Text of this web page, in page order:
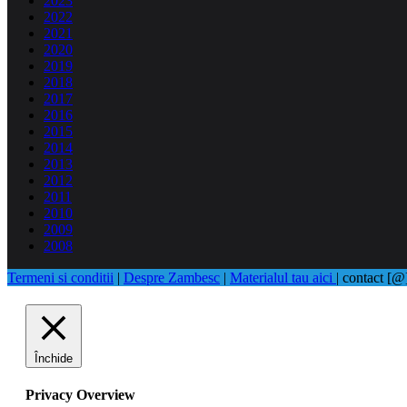
2022
2021
2020
2019
2018
2017
2016
2015
2014
2013
2012
2011
2010
2009
2008
Termeni si conditii | Despre Zambesc | Materialul tau aici | contact
Închide
Privacy Overview